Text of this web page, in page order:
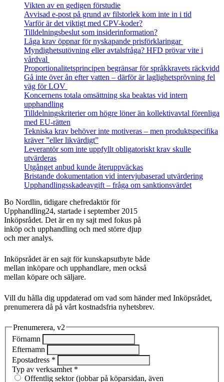
Vikten av en gedigen förstudie
Avvisad e-post på grund av filstorlek kom inte in i tid
Varför är det viktigt med CPV-koder?
Tilldelningsbeslut som insiderinformation?
Låga krav öppnar för nyskapande prisförklaringar
Myndighetsutövning eller avtalsfråga? HFD prövar vite i
vårdval
Proportionalitetsprincipen begränsar för språkkravets räckvidd
Gå inte över ån efter vatten – därför är laglighetsprövning fel
väg för LOV
Koncernens totala omsättning ska beaktas vid intern
upphandling
Tilldelningskriterier om högre löner än kollektivavtal förenliga
med EU‑rätten
Tekniska krav behöver inte motiveras – men produktspecifika
kräver ”eller likvärdigt”
Leverantör som inte uppfyllt obligatoriskt krav skulle
utvärderas
Utgånget anbud kunde återuppväckas
Bristande dokumentation vid intervjubaserad utvärdering
Upphandlingsskadeavgift – fråga om sanktionsvärdet
Bo Nordlin, tidigare chefredaktör för
Upphandling24, startade i september 2015
Inköpsrådet. Det är en ny sajt med fokus på
inköp och upphandling och med större djup
och mer analys.
Inköpsrådet är en sajt för kunskapsutbyte både
mellan inköpare och upphandlare, men också
mellan köpare och säljare.
Vill du hålla dig uppdaterad om vad som händer med Inköpsrådet,
prenumerera då på vårt kostnadsfria nyhetsbrev.
Prenumerera, v2
Förnamn
Efternamn
Epostadress *
Typ av verksamhet *
Offentlig sektor (jobbar på köparsidan, även